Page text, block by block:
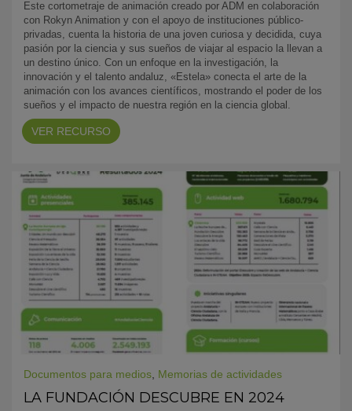
Este cortometraje de animación creado por ADM en colaboración
con Rokyn Animation y con el apoyo de instituciones público-
privadas, cuenta la historia de una joven curiosa y decidida, cuya
pasión por la ciencia y sus sueños de viajar al espacio la llevan a
un destino único. Con un enfoque en la investigación, la
innovación y el talento andaluz, «Estela» conecta el arte de la
animación con los avances científicos, mostrando el poder de los
sueños y el impacto de nuestra región en la ciencia global.
VER RECURSO
Documentos para medios Memorias de actividades
LA FUNDACIÓN DESCUBRE EN 2024